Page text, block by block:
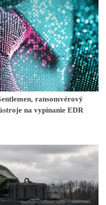
ransomvérový
na vypínanie EDR